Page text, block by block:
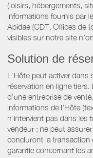
(loisirs, hébergements,
informations fournis par
Apidae (CDT, Offices de
visibles sur notre site
Solution de
L’Hôte peut activer
réservation en ligne tiers.
d’une entreprise de
informations de l'Hôte
n’intervient pas dans les
vendeur ; ne peut
concluront la transaction
garantie concernant les